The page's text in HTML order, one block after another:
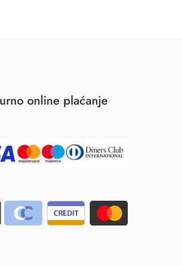
online plaćanje